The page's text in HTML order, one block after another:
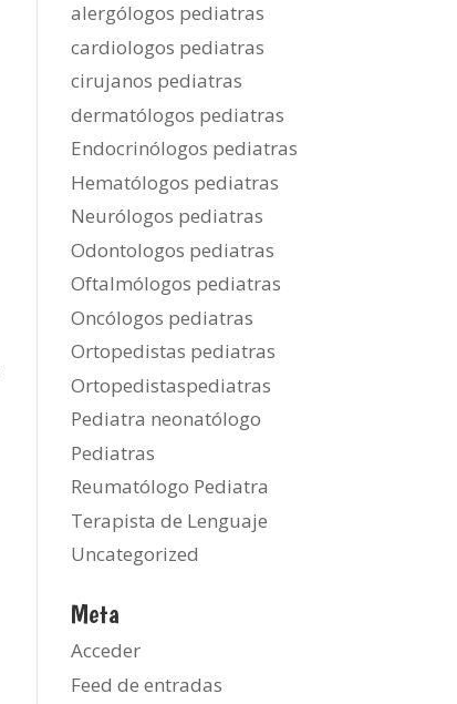
alergólogos pediatras
cardiologos pediatras
cirujanos pediatras
dermatólogos pediatras
Endocrinólogos pediatras
Hematólogos pediatras
Neurólogos pediatras
Odontologos pediatras
Oftalmólogos pediatras
Oncólogos pediatras
Ortopedistas pediatras
Ortopedistaspediatras
Pediatra neonatólogo
Pediatras
Reumatólogo Pediatra
Terapista de Lenguaje
Uncategorized
Meta
Acceder
Feed de entradas